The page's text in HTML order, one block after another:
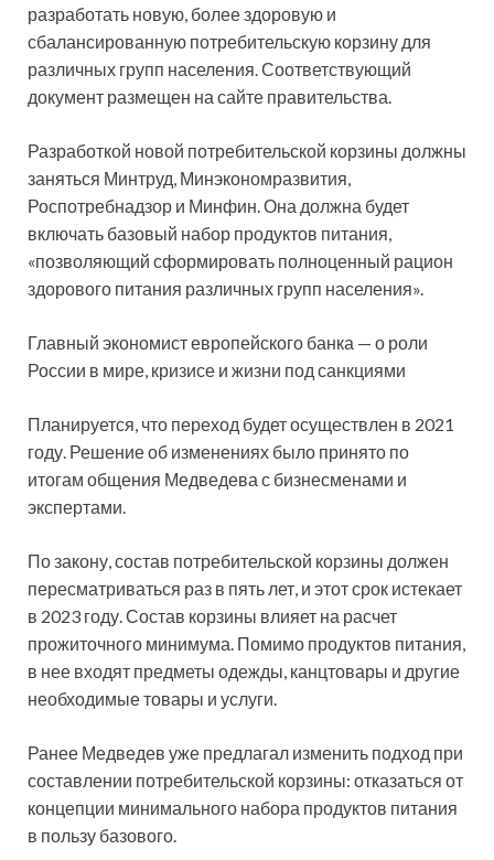
разработать новую, более здоровую и
сбалансированную потребительскую корзину для
различных групп населения. Соответствующий
документ размещен на сайте правительства.
Разработкой новой потребительской корзины должны
заняться Минтруд, Минэкономразвития,
Роспотребнадзор и Минфин. Она должна будет
включать базовый набор продуктов питания,
«позволяющий сформировать полноценный рацион
здорового питания различных групп населения».
Главный экономист европейского банка — о роли
России в мире, кризисе и жизни под санкциями
Планируется, что переход будет осуществлен в 2021
году. Решение об изменениях было принято по
итогам общения Медведева с бизнесменами и
экспертами.
По закону, состав потребительской корзины должен
пересматриваться раз в пять лет, и этот срок истекает
в 2023 году. Состав корзины влияет на расчет
прожиточного минимума. Помимо продуктов питания,
в нее входят предметы одежды, канцтовары и другие
необходимые товары и услуги.
Ранее Медведев уже предлагал изменить подход при
составлении потребительской корзины: отказаться от
концепции минимального набора продуктов питания
в пользу базового.